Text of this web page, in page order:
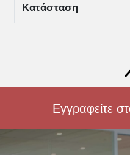
Κατάσταση
Εγγραφείτε